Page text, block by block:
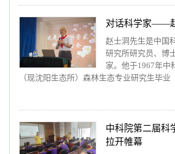
对话科学家——
赵士洞先生是中国
研究所研究员、博
家。他于1967年中
（现沈阳生态所）森林生态专业研究生毕业
中科院第二届科
拉开帷幕